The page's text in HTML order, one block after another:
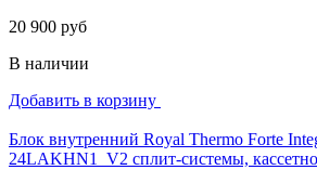
20 900 руб
В наличии
Добавить в корзину
Блок внутренний Royal Thermo Forte
24LAKHN1_V2 сплит-системы,